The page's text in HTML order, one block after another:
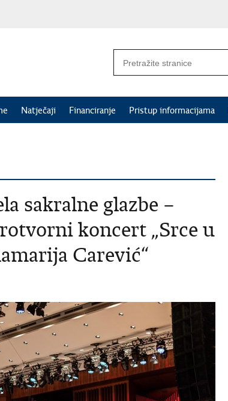
Natječaji Financiranje Pristup informacijama
sakralne glazbe –
koncert „Srce u
Carević“